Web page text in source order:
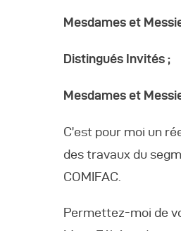
Mesdames et
Distingués Invités ;
Mesdames et
C’est pour moi un
des travaux du
COMIFAC.
Permettez-moi de